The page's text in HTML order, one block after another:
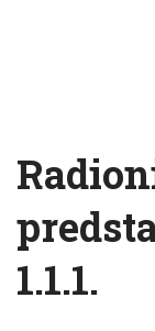
1.1.1.